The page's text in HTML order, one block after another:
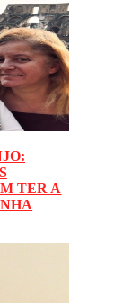
TER A